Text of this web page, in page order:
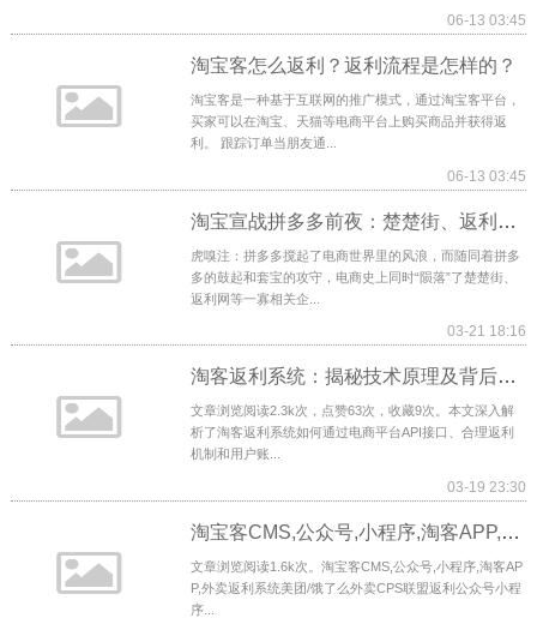
06-13 03:45
淘宝客怎么返利？返利流程是怎样的？
淘宝客是一种基于互联网的推广模式，通过淘宝客平台，
买家可以在淘宝、天猫等电商平台上购买商品并获得返
利。 跟踪订单当朋友通...
06-13 03:45
淘宝宣战拼多多前夜：楚楚街、返利网的至暗时刻
虎嗅注：拼多多搅起了电商世界里的风浪，而随同着拼多
多的鼓起和套宝的攻守，电商史上同时“陨落”了楚楚街、
返利网等一寡相关企...
03-21 18:16
淘客返利系统：揭秘技术原理及背后的实现方案
文章浏览阅读2.3k次，点赞63次，收藏9次。本文深入解
析了淘客返利系统如何通过电商平台API接口、合理返利
机制和用户账...
03-19 23:30
淘宝客CMS,公众号,小程序,淘客APP,外卖返利系统
文章浏览阅读1.6k次。淘宝客CMS,公众号,小程序,淘客AP
P,外卖返利系统美团/饿了么外卖CPS联盟返利公众号小程
序...